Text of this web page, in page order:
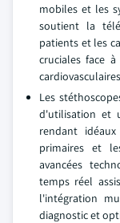
mobiles et les
soutient la
patients et les
cruciales face
Les
d'utilisation et
rendant
primaires et
avancées
temps réel
l'intégration
diagnostic et